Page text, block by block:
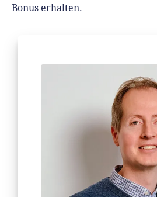
Bonus erhalten.